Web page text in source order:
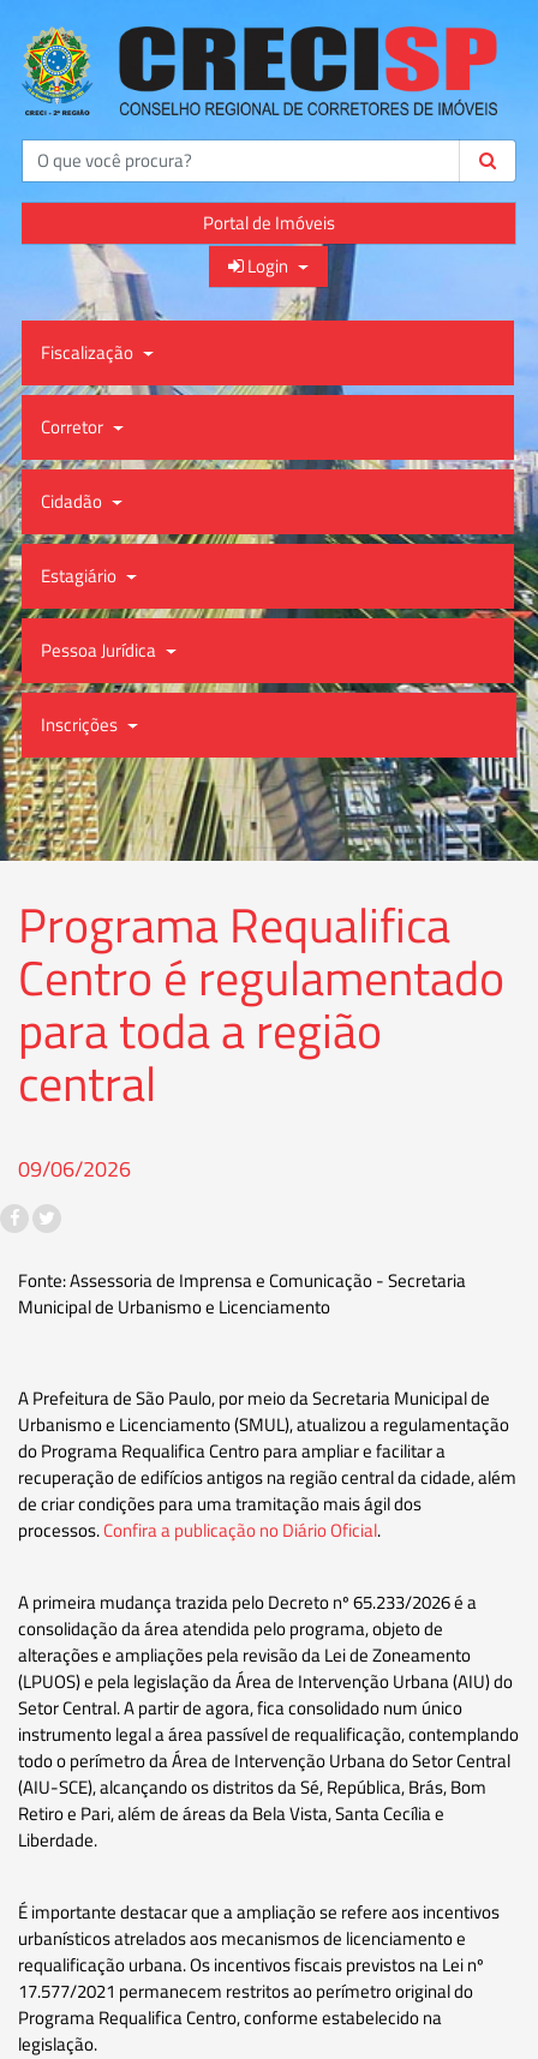
Buscar
Portal de Imóveis
Login
Fiscalização
Corretor
Cidadão
Estagiário
Pessoa Jurídica
Inscrições
Programa Requalifica
Centro é regulamentado
para toda a região
central
09/06/2026
Fonte: Assessoria de Imprensa e Comunicação - Secretaria
Municipal de Urbanismo e Licenciamento
A Prefeitura de São Paulo, por meio da Secretaria Municipal de
Urbanismo e Licenciamento (SMUL), atualizou a regulamentação
do Programa Requalifica Centro para ampliar e facilitar a
recuperação de edifícios antigos na região central da cidade, além
de criar condições para uma tramitação mais ágil dos
processos.Confira a publicação no Diário Oficial.
A primeira mudança trazida pelo Decreto nº 65.233/2026 é a
consolidação da área atendida pelo programa, objeto de
alterações e ampliações pela revisão da Lei de Zoneamento
(LPUOS) e pela legislação da Área de Intervenção Urbana (AIU) do
Setor Central. A partir de agora, fica consolidado num único
instrumento legal a área passível de requalificação, contemplando
todo o perímetro da Área de Intervenção Urbana do Setor Central
(AIU-SCE), alcançando os distritos da Sé, República, Brás, Bom
Retiro e Pari, além de áreas da Bela Vista, Santa Cecília e
Liberdade.
É importante destacar que a ampliação se refere aos incentivos
urbanísticos atrelados aos mecanismos de licenciamento e
requalificação urbana. Os incentivos fiscais previstos na Lei nº
17.577/2021 permanecem restritos ao perímetro original do
Programa Requalifica Centro, conforme estabelecido na
legislação.